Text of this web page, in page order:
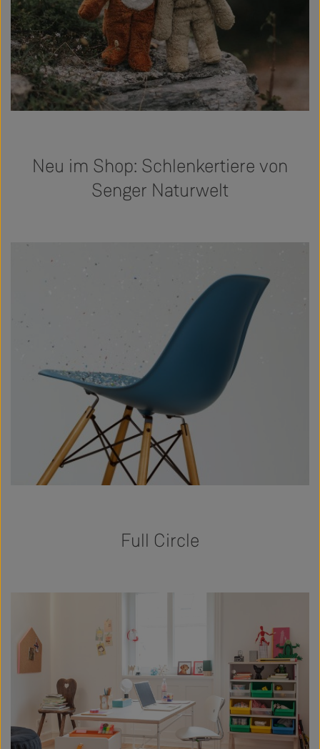
Neu im Shop: Schlenkertiere von
Senger Naturwelt
Full Circle